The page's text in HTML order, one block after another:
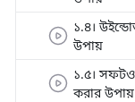
১.৪।
উপায়
১.৫।
করার উপায়